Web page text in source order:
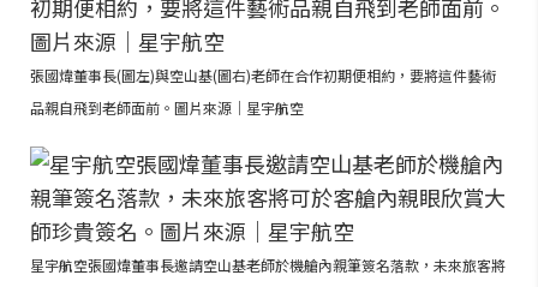
張國煒董事長(圖左)與空山基(圖右)老師在合作初期便相約，要將這件藝術
品親自飛到老師面前。圖片來源｜星宇航空
星宇航空張國煒董事長邀請空山基老師於機艙內親筆簽名落款，未來旅客將